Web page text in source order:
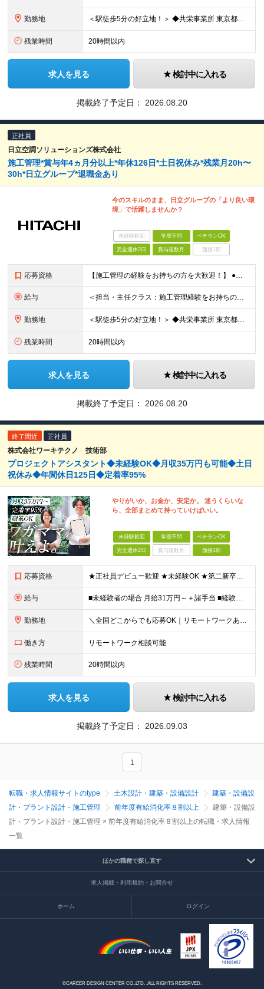
勤務地 ＜駅徒歩5分の好立地！＞ ◆共栄事業所 東京都練馬区豊玉北6-15-14 共栄ビル3階 ◆栃木事業所 栃木県宇都宮市下栗1丁目17番1号 ◆大阪事業所 大阪府大阪市中央区久太郎町1丁目4番8号
残業時間 20時間以内
求人を見る 検討中に入れる
掲載終了予定日： 2026.08.20
正社員
日立空調ソリューションズ株式会社
施工管理*賞与年4ヵ月分以上*年休126日*土日祝休み*残業月20h〜
30h*日立グループ*退職金あり
今のスキルのまま、日立グループの「より良い環
境」で活躍しませんか？
未経験歓迎 学歴不問 ベテランOK
完全週休2日 賞与複数月 面接1回
応募資格 【施工管理の経験をお持ちの方を大歓迎！】 ●普通自動車免許（AT限定可） ●下記いずれかの経験をお持ちの方 └電気・機械・土木・建築の勉強をした経験 └電気・機械系の資格をお持ちの方 └設備業や建築業
給与 ＜担当・主任クラス：施工管理経験をお持ちの方＞ 年収：340万円～600万円＋時間外手当＋諸手当 月給：21万円～38万円＋諸手当 ※経験・スキルにより優遇 ※残業代は別途支給します ※賞与：年2回（
勤務地 ＜駅徒歩5分の好立地！＞ ◆共栄事業所 東京都練馬区豊玉北6-15-14 共栄ビル3階 ◆栃木事業所 栃木県宇都宮市下栗1丁目17番1号 ◆大阪事業所 大阪府大阪市中央区久太郎町1丁目4番8号
残業時間 20時間以内
求人を見る 検討中に入れる
掲載終了予定日： 2026.08.20
終了間近 正社員
株式会社ワーキテクノ 技術部
プロジェクトアシスタント◆未経験OK◆月収35万円も可能◆土日
祝休み◆年間休日125日◆定着率95%
やりがいか、お金か、安定か。 迷うくらいな
ら、全部まとめて持っていけばいい。
未経験歓迎 学歴不問 ベテランOK
完全週休2日 賞与複数月 面接1回
応募資格 ★正社員デビュー歓迎 ★未経験OK ★第二新卒歓迎 ★学歴不問 ＜こんな方にピッタリ！＞ □ 収入も、お休みも、絶対に妥協したくない！ □ ゆとりのある生活を楽しみながら、将来ずっと役立つスキル
給与 ■未経験者の場合 月給31万円～＋諸手当 ■経験者の場合 月給35万円～90万円＋諸手当 ★前職から年収120万円UPの実績あり ★初年度年収500万円～も可能！ ※首都圏以外の未経験の方は【月
勤務地 ＼全国どこからでも応募OK｜リモートワークあり／ ◇会社都合の転居を伴う転勤はなし ◇直行直帰OK！ ご自宅から通いやすいエリアや希望するエリアの プロジェクトをご担当いただきます！ 「自宅から通え
働き方 リモートワーク相談可能
残業時間 20時間以内
求人を見る 検討中に入れる
掲載終了予定日： 2026.09.03
1
転職・求人情報サイトのtype 土木設計・建築・設備設計
建築・設備設
計・プラント設計・施工管理
前年度有給消化率８割以上
建築・設備設
計・プラント設計・施工管理 × 前年度有給消化率８割以上の転職・求人情報
一覧
ほかの職種で探し直す
求人掲載・利用規約・お問合せ
ホーム ログイン
©CAREER DESIGN CENTER CO.,LTD. .ALL RIGHTS RESERVED.